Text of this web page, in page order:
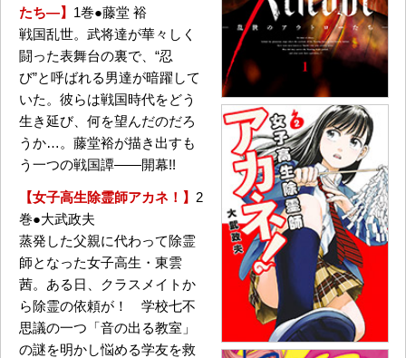
たち―】 1巻●藤堂 裕
戦国乱世。武将達が華々しく
闘った表舞台の裏で、“忍
び”と呼ばれる男達が暗躍して
いた。彼らは戦国時代をどう
生き延び、何を望んだのだろ
うか…。藤堂裕が描き出すも
う一つの戦国譚――開幕!!
【女子高生除霊師アカネ！】 2
巻●大武政夫
蒸発した父親に代わって除霊
師となった女子高生・東雲
茜。ある日、クラスメイトか
ら除霊の依頼が！ 学校七不
思議の一つ「音の出る教室」
の謎を明かし悩める学友を救